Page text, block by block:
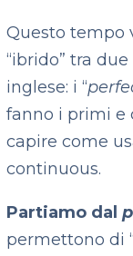
Questo tempo
“ibrido” tra
inglese: i “
fanno i primi e
capire come
continuous.
Partiamo dal
permettono di